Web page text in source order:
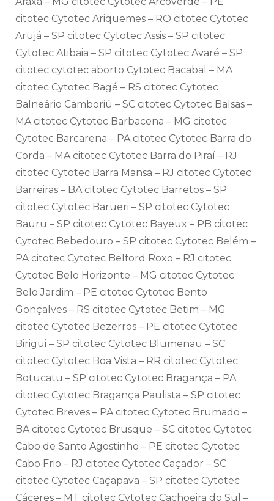
citotec Cytotec Ariquemes – RO citotec Cytotec
Arujá – SP citotec Cytotec Assis – SP citotec
Cytotec Atibaia – SP citotec Cytotec Avaré – SP
citotec cytotec aborto Cytotec Bacabal – MA
citotec Cytotec Bagé – RS citotec Cytotec
Balneário Camboriú – SC citotec Cytotec Balsas –
MA citotec Cytotec Barbacena – MG citotec
Cytotec Barcarena – PA citotec Cytotec Barra do
Corda – MA citotec Cytotec Barra do Piraí – RJ
citotec Cytotec Barra Mansa – RJ citotec Cytotec
Barreiras – BA citotec Cytotec Barretos – SP
citotec Cytotec Barueri – SP citotec Cytotec
Bauru – SP citotec Cytotec Bayeux – PB citotec
Cytotec Bebedouro – SP citotec Cytotec Belém –
PA citotec Cytotec Belford Roxo – RJ citotec
Cytotec Belo Horizonte – MG citotec Cytotec
Belo Jardim – PE citotec Cytotec Bento
Gonçalves – RS citotec Cytotec Betim – MG
citotec Cytotec Bezerros – PE citotec Cytotec
Birigui – SP citotec Cytotec Blumenau – SC
citotec Cytotec Boa Vista – RR citotec Cytotec
Botucatu – SP citotec Cytotec Bragança – PA
citotec Cytotec Bragança Paulista – SP citotec
Cytotec Breves – PA citotec Cytotec Brumado –
BA citotec Cytotec Brusque – SC citotec Cytotec
Cabo de Santo Agostinho – PE citotec Cytotec
Cabo Frio – RJ citotec Cytotec Caçador – SC
citotec Cytotec Caçapava – SP citotec Cytotec
Cáceres – MT citotec Cytotec Cachoeira do Sul –